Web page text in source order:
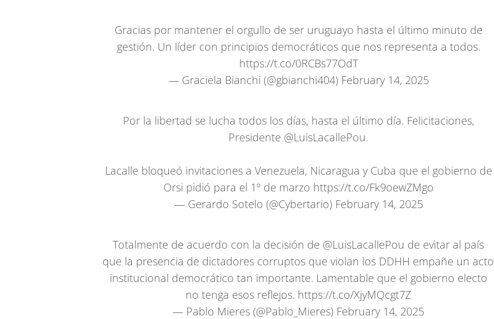
Gracias por mantener el orgullo de ser uruguayo hasta el último minuto de
gestión. Un líder con principios democráticos que nos representa a todos.
https://t.co/0RCBs77OdT
— Graciela Bianchi (@gbianchi404) February 14, 2025
Por la libertad se lucha todos los días, hasta el último día. Felicitaciones,
Presidente @LuisLacallePou.
Lacalle bloqueó invitaciones a Venezuela, Nicaragua y Cuba que el gobierno de
Orsi pidió para el 1º de marzo https://t.co/Fk9oewZMgo
— Gerardo Sotelo (@Cybertario) February 14, 2025
Totalmente de acuerdo con la decisión de @LuisLacallePou de evitar al país
que la presencia de dictadores corruptos que violan los DDHH empañe un acto
institucional democrático tan importante. Lamentable que el gobierno electo
no tenga esos reflejos. https://t.co/XjyMQcgt7Z
— Pablo Mieres (@Pablo_Mieres) February 14, 2025